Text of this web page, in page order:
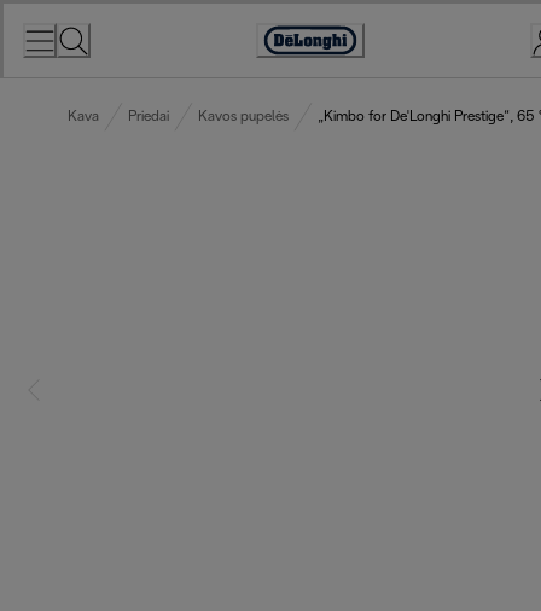
Accessibility
Kava Priedai Kavos pupelės „Kimbo for De'Longhi Prestige“,